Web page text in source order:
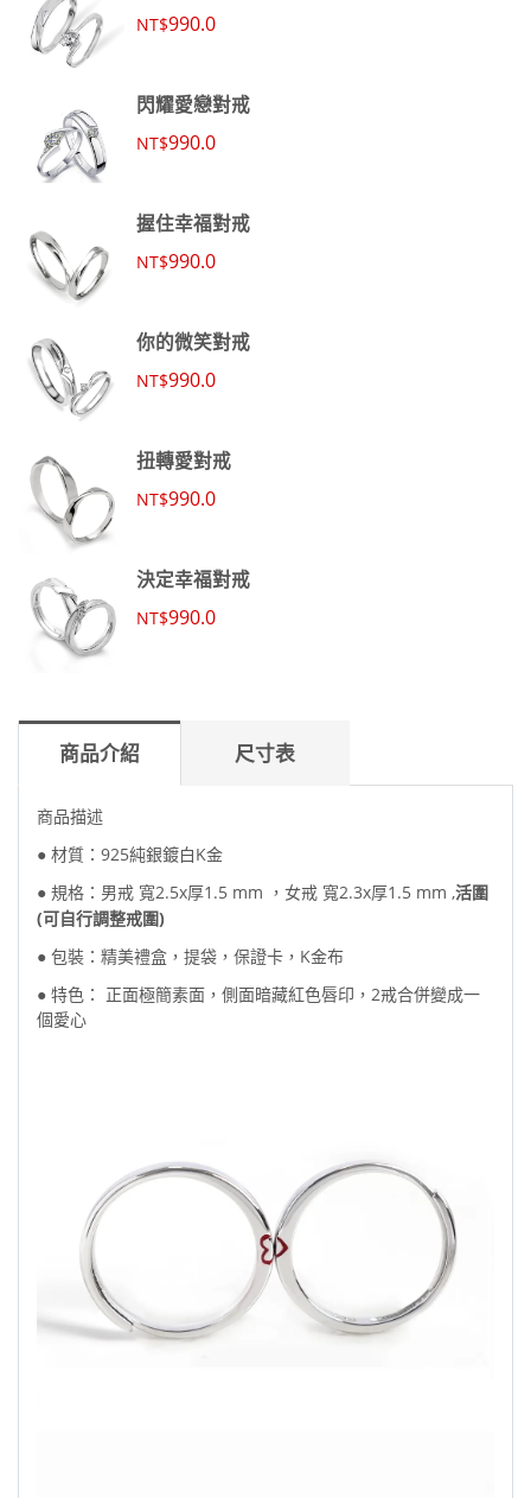
NT$990.0
閃耀愛戀對戒
NT$990.0
握住幸福對戒
NT$990.0
你的微笑對戒
NT$990.0
扭轉愛對戒
NT$990.0
決定幸福對戒
NT$990.0
商品介紹 尺寸表
商品描述
● 材質： 925純銀鍍白K金
● 規格 ：男戒 寬2.5x厚1.5 mm ，女戒 寬2.3x厚1.5 mm ,活圍
(可自行調整戒圍)
● 包裝：精美禮盒，提袋，保證卡，K金布
● 特色： 正面極簡素面，側面暗藏紅色唇印，2戒合併變成一
個愛心